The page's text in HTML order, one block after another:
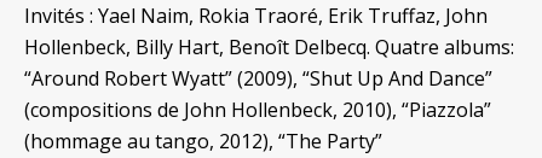
Invités : Yael Naim, Rokia Traoré, Erik Truffaz, John
Hollenbeck, Billy Hart, Benoît Delbecq. Quatre albums:
“Around Robert Wyatt” (2009), “Shut Up And Dance”
(compositions de John Hollenbeck, 2010), “Piazzola”
(hommage au tango, 2012), “The Party”